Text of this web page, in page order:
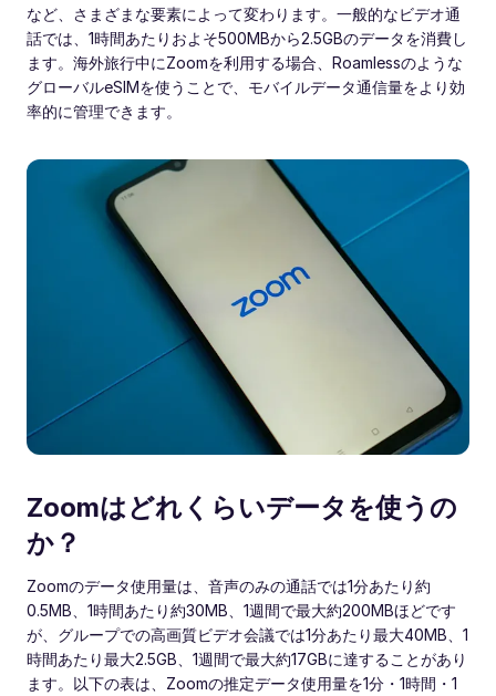
など、さまざまな要素によって変わります。一般的なビデオ通
話では、1時間あたりおよそ500MBから2.5GBのデータを消費し
ます。海外旅行中にZoomを利用する場合、Roamlessのような
グローバルeSIMを使うことで、モバイルデータ通信量をより効
率的に管理できます。
Zoomはどれくらいデータを使うの
か？
Zoomのデータ使用量は、音声のみの通話では1分あたり約
0.5MB、1時間あたり約30MB、1週間で最大約200MBほどです
が、グループでの高画質ビデオ会議では1分あたり最大40MB、1
時間あたり最大2.5GB、1週間で最大約17GBに達することがあり
ます。以下の表は、Zoomの推定データ使用量を1分・1時間・1